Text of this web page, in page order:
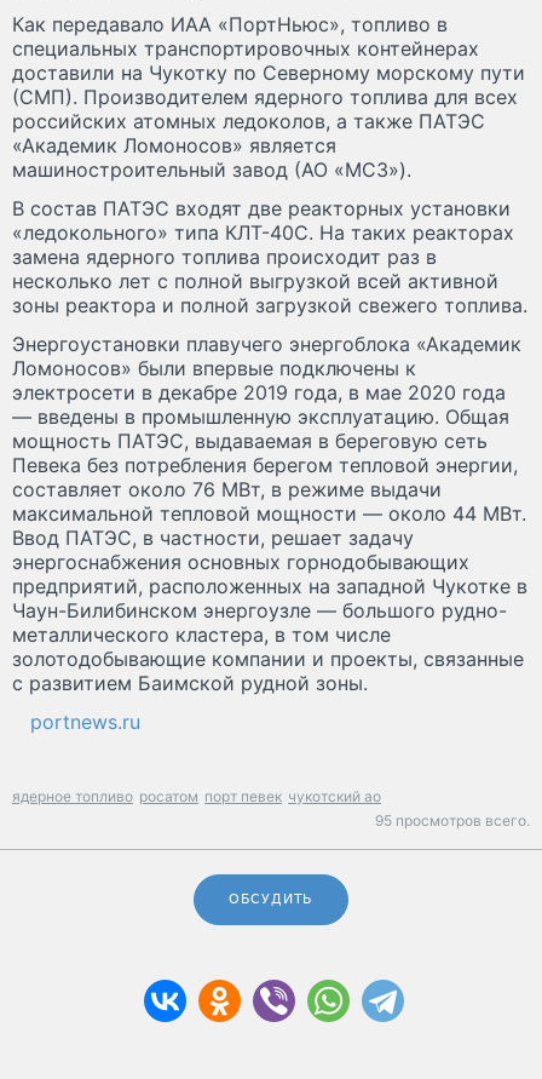
Как передавало ИАА «ПортНьюс», топливо в
специальных транспортировочных контейнерах
доставили на Чукотку по Северному морскому пути
(СМП). Производителем ядерного топлива для всех
российских атомных ледоколов, а также ПАТЭС
«Академик Ломоносов» является
машиностроительный завод (АО «МСЗ»).
В состав ПАТЭС входят две реакторных установки
«ледокольного» типа КЛТ-40С. На таких реакторах
замена ядерного топлива происходит раз в
несколько лет с полной выгрузкой всей активной
зоны реактора и полной загрузкой свежего топлива.
Энергоустановки плавучего энергоблока «Академик
Ломоносов» были впервые подключены к
электросети в декабре 2019 года, в мае 2020 года
— введены в промышленную эксплуатацию. Общая
мощность ПАТЭС, выдаваемая в береговую сеть
Певека без потребления берегом тепловой энергии,
составляет около 76 МВт, в режиме выдачи
максимальной тепловой мощности — около 44 МВт.
Ввод ПАТЭС, в частности, решает задачу
энергоснабжения основных горнодобывающих
предприятий, расположенных на западной Чукотке в
Чаун-Билибинском энергоузле — большого рудно-
металлического кластера, в том числе
золотодобывающие компании и проекты, связанные
с развитием Баимской рудной зоны.
portnews.ru
ядерное топливо росатом порт певек чукотский ао
95 просмотров всего.
ОБСУДИТЬ